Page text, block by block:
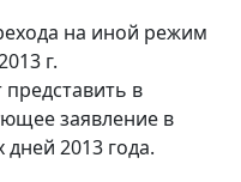
на иной режим
г.
в
заявление в
2013 года.